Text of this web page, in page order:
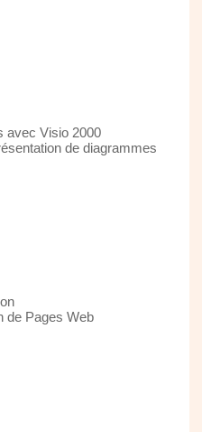
avec Visio 2000
de diagrammes
de Pages Web